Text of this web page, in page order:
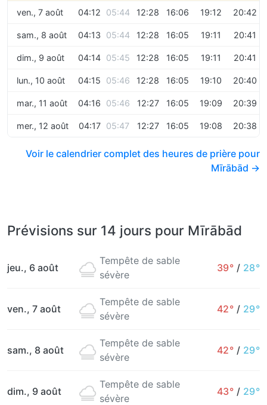
ven., 7 août 04:12 05:44 12:28 16:06 19:12 20:42
sam., 8 août 04:13 05:44 12:28 16:05 19:11 20:41
dim., 9 août 04:14 05:45 12:28 16:05 19:11 20:41
lun., 10 août 04:15 05:46 12:28 16:05 19:10 20:40
mar., 11 août 04:16 05:46 12:27 16:05 19:09 20:39
mer., 12 août 04:17 05:47 12:27 16:05 19:08 20:38
Voir le calendrier complet des heures de prière pour
Mīrābād →
Prévisions sur 14 jours pour Mīrābād
jeu., 6 août
Tempête de sable
sévère
39° / 28°
ven., 7 août
Tempête de sable
sévère
42° / 29°
sam., 8 août
Tempête de sable
sévère
42° / 29°
dim., 9 août
Tempête de sable
sévère
43° / 29°